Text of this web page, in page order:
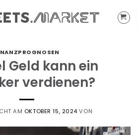
Geld kann ein
verdienen?
AM OKTOBER 15, 2024 VON